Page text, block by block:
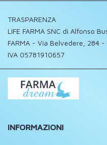
TRASPARENZA
LIFE FARMA SNC di Alfonso
FARMA - Via Belvedere, 284
IVA 05781910657
INFORMAZIONI